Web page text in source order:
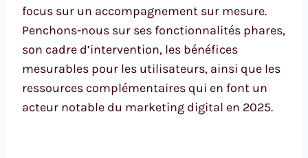
focus sur un accompagnement sur mesure.
Penchons-nous sur ses fonctionnalités phares,
son cadre d’intervention, les bénéfices
mesurables pour les utilisateurs, ainsi que les
ressources complémentaires qui en font un
acteur notable du marketing digital en 2025.